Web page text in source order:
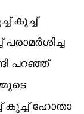
കുച്ച്
പറഞ്ഞ്
കുച്ച് ഹോതാ